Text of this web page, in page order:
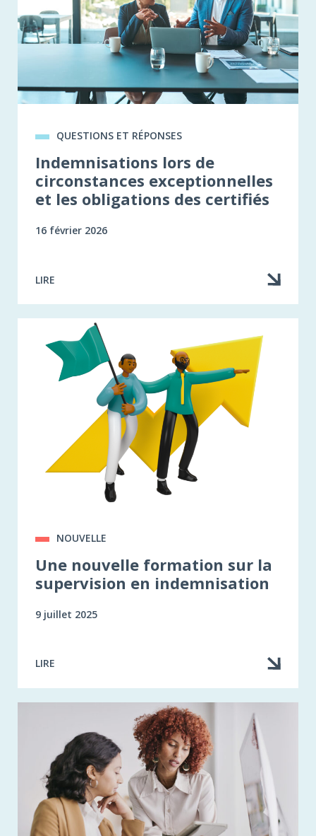
QUESTIONS ET RÉPONSES
Indemnisations lors de
circonstances exceptionnelles
et les obligations des certifiés
16 février 2026
LIRE
NOUVELLE
Une nouvelle formation sur la
supervision en indemnisation
9 juillet 2025
LIRE